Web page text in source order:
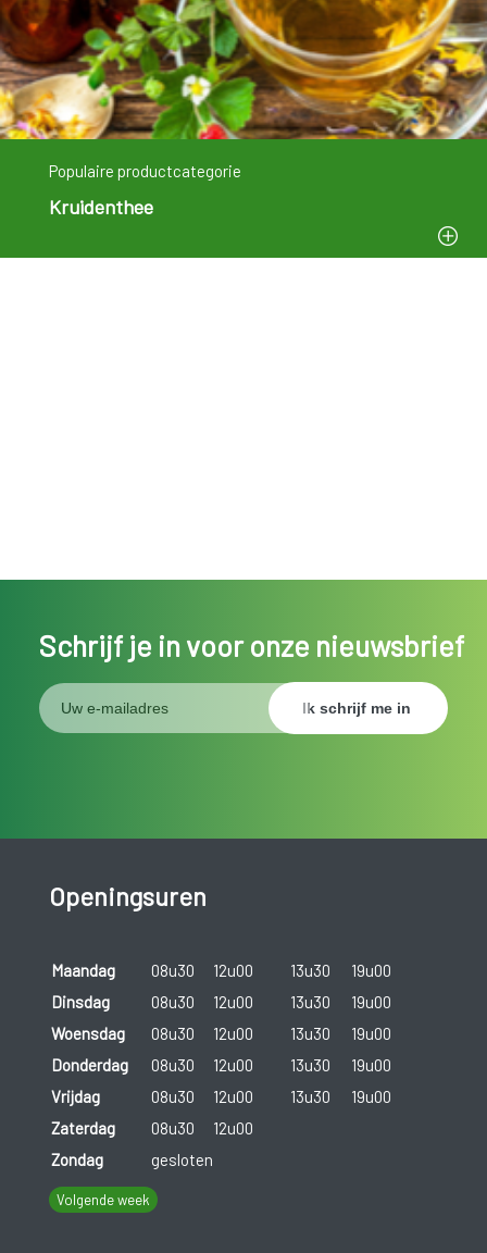
Populaire productcategorie
Kruidenthee
Schrijf je in voor onze nieuwsbrief
Openingsuren
Maandag 08u30 12u00 13u30
19u00
Dinsdag
08u30 12u00 13u30
19u00
Woensdag
08u30 12u00 13u30
19u00
Donderdag
08u30 12u00 13u30
19u00
Vrijdag
08u30 12u00 13u30
19u00
Zaterdag
08u30
12u00
Zondag
gesloten
Volgende week